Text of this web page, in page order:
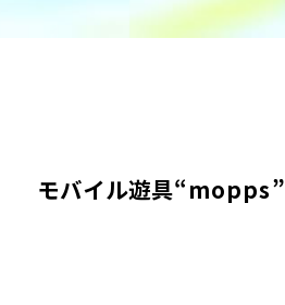
モバイル遊具“mopps”